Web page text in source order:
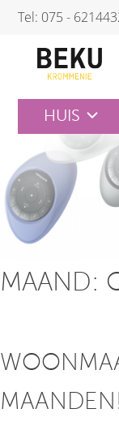
Skip
content
Tel: 075 -
HUIS
MAAND: